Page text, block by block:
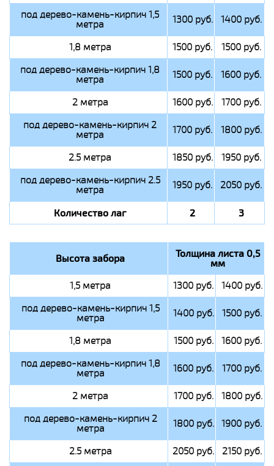
под дерево-камень-кирпич 1,5
метра 1300 руб. 1400 руб.
1,8 метра 1500 руб.
1500 руб.
под дерево-камень-кирпич 1,8
метра 1500 руб. 1600 руб.
2 метра 1600 руб.
1700 руб.
под дерево-камень-кирпич 2
метра 1700 руб. 1800 руб.
2.5 метра 1850 руб.
1950 руб.
под дерево-камень-кирпич 2.5
метра 1950 руб. 2050 руб.
Количество лаг 2 3
Высота забора Толщина листа 0,5
мм
1,5 метра 1300 руб.
1400 руб.
под дерево-камень-кирпич 1,5
метра 1400 руб. 1500 руб.
1,8 метра 1500 руб.
1600 руб.
под дерево-камень-кирпич 1,8
метра 1600 руб. 1700 руб.
2 метра 1700 руб.
1800 руб.
под дерево-камень-кирпич 2
метра 1800 руб. 1900 руб.
2.5 метра 2050 руб.
2150 руб.